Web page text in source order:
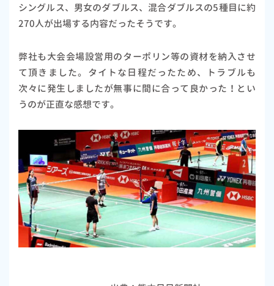
シングルス、男女のダブルス、混合ダブルスの5種目に約
270人が出場する内容だったそうです。
弊社も大会会場設営用のターポリン等の資材を納入させ
て頂きました。タイトな日程だったため、トラブルも
次々に発生しましたが無事に間に合って良かった！とい
うのが正直な感想です。